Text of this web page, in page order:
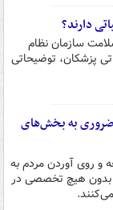
دارند؟
سازمان نظام
پزشکان، توضیحاتی
به بخش‌های
و روی آوردن مردم به
بدون هیچ تخصصی در